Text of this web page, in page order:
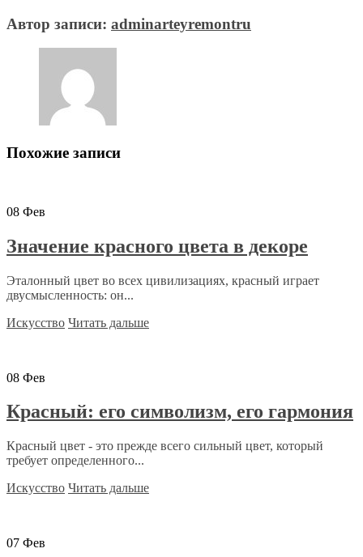
Автор записи: adminarteyremontru
Похожие записи
08 Фев
Значение красного цвета в декоре
Эталонный цвет во всех цивилизациях, красный играет
двусмысленность: он...
Искусство Читать дальше
08 Фев
Красный: его символизм, его гармония
Красный цвет - это прежде всего сильный цвет, который
требует определенного...
Искусство Читать дальше
07 Фев